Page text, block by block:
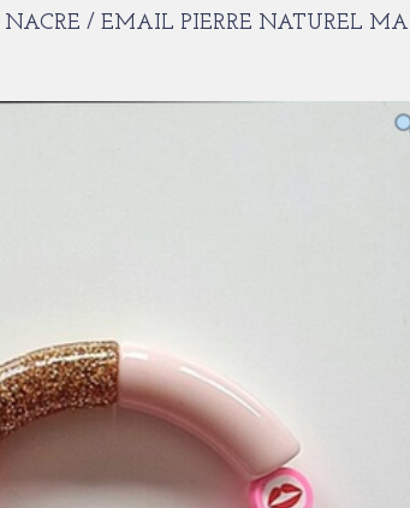
NACRE / EMAIL PIERRE NATUREL